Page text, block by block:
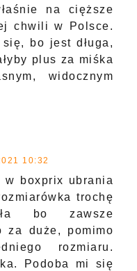
na cięższe
chwili w Polsce.
bo jest długa,
plus za miśka
widocznym
10:32
w boxprix ubrania
trochę
bo zawsze
za duże, pomimo
rozmiaru.
Podoba mi się